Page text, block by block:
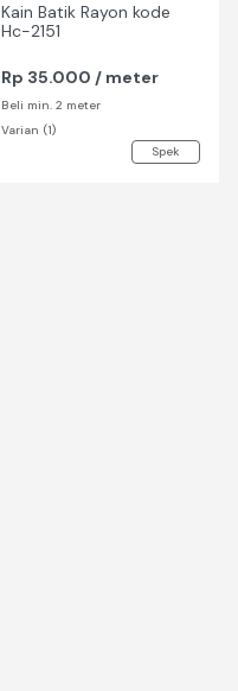
Kain Batik Rayon kode
Hc-2151
Rp 35.000 / meter
Beli min. 2 meter
Varian (1)
Spek